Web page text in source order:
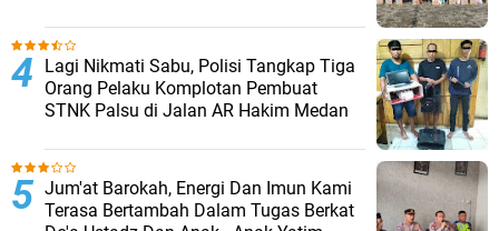
Lagi Nikmati Sabu, Polisi Tangkap Tiga
Orang Pelaku Komplotan Pembuat
STNK Palsu di Jalan AR Hakim Medan
Jum'at Barokah, Energi Dan Imun Kami
Terasa Bertambah Dalam Tugas Berkat